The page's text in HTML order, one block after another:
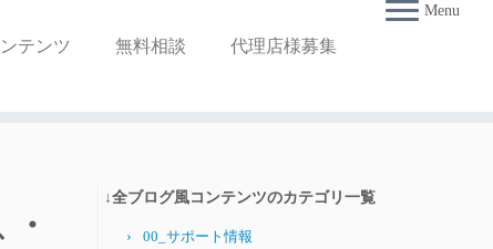
Menu
テンツ 無料相談
代理店様募集
↓全ブログ風コンテンツのカテゴリ一覧
00_サポート情報